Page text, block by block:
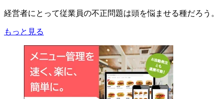
経営者にとって従業員の不正問題は頭を悩ませる種だろう。
もっと見る